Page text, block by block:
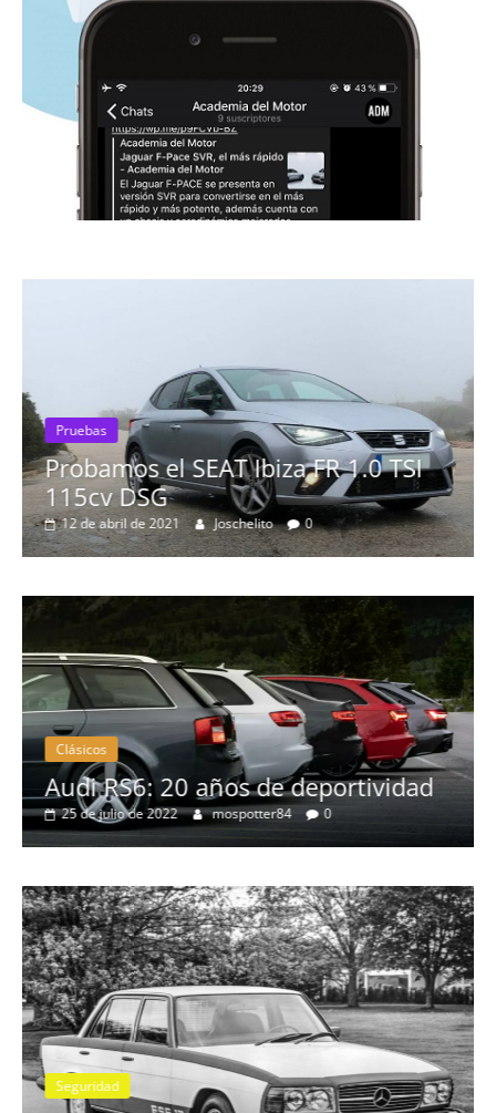
Pruebas
Probamos el SEAT Ibiza FR 1.0 TSI
115cv DSG
12 de abril de 2021 Joschelito 0
Clásicos
Audi RS6: 20 años de deportividad
25 de julio de 2022 mospotter84 0
Seguridad